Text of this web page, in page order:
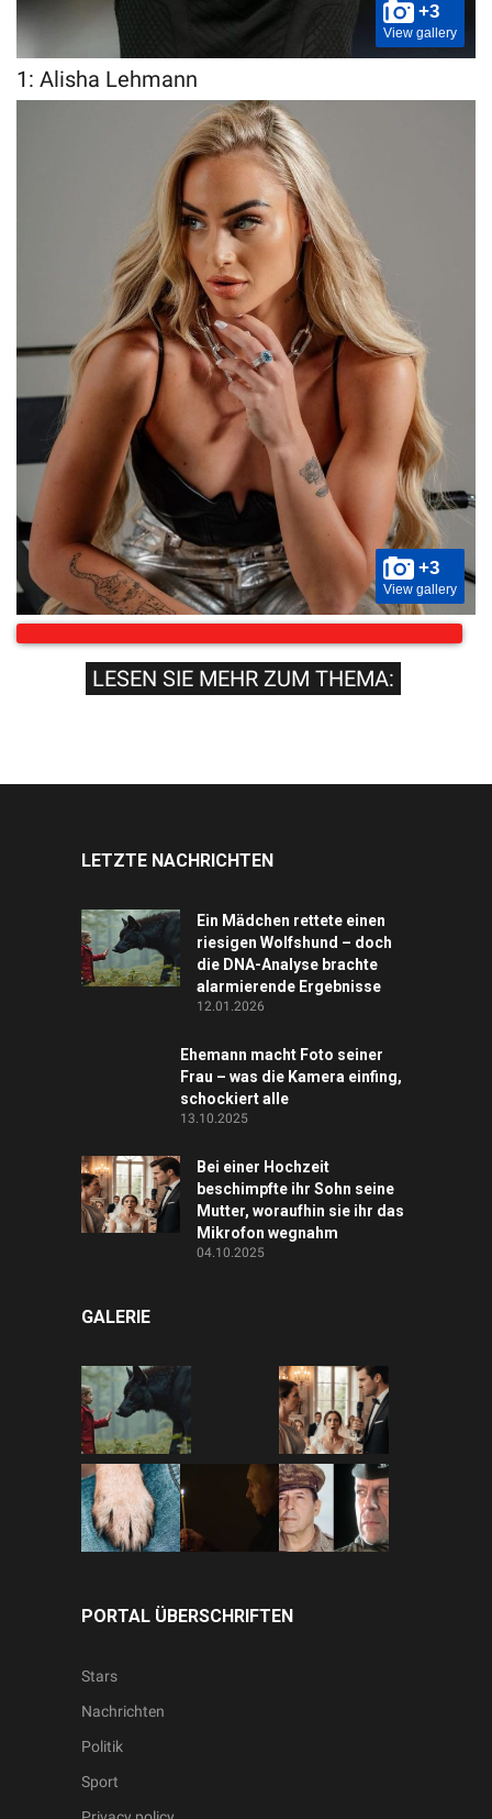
+3
View gallery
1: Alisha Lehmann
+3
View gallery
LESEN SIE MEHR ZUM THEMA:
LETZTE NACHRICHTEN
Ein Mädchen rettete einen
riesigen Wolfshund – doch
die DNA-Analyse brachte
alarmierende Ergebnisse
12.01.2026
Ehemann macht Foto seiner
Frau – was die Kamera einfing,
schockiert alle
13.10.2025
Bei einer Hochzeit
beschimpfte ihr Sohn seine
Mutter, woraufhin sie ihr das
Mikrofon wegnahm
04.10.2025
GALERIE
PORTAL ÜBERSCHRIFTEN
Stars
Nachrichten
Politik
Sport